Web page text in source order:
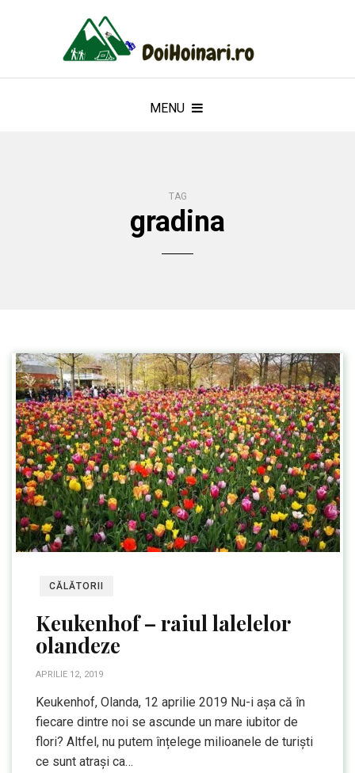
MENU
TAG
gradina
CĂLĂTORII
Keukenhof – raiul lalelelor
olandeze
APRILIE 12, 2019
Keukenhof, Olanda, 12 aprilie 2019 Nu-i așa că în
fiecare dintre noi se ascunde un mare iubitor de
flori? Altfel, nu putem înțelege milioanele de turiști
ce sunt atrași ca…